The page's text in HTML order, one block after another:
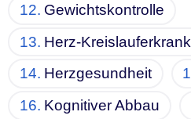
Gewichtskontrolle
Herz-
Herzgesundheit
Kognitiver Abbau